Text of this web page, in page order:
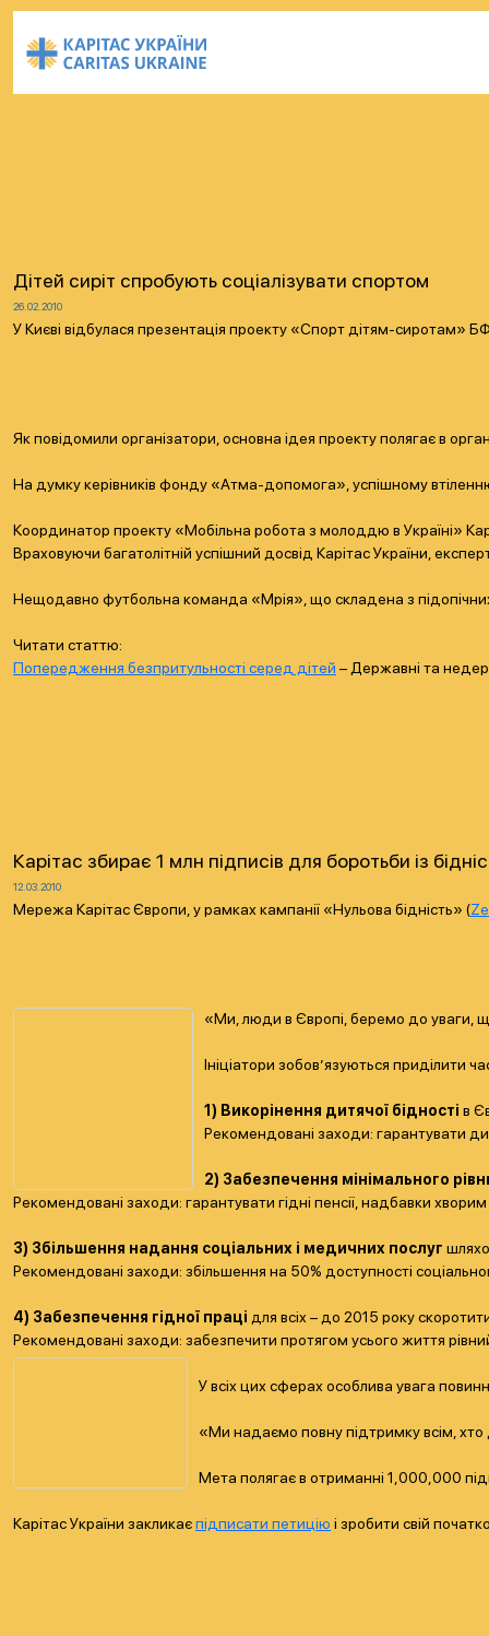
Дітей сиріт спробують соціалізувати спортом
26.02.2010
У Києві відбулася презентація проекту «Спорт дітям-сиротам»
Як повідомили організатори, основна ідея проекту полягає в
На думку керівників фонду «Атма-допомога», успішному
Координатор проекту «Мобільна робота з молоддю в Україні»
Враховуючи багатолітній успішний досвід Карітас України,
Нещодавно футбольна команда «Мрія», що складена з
Читати статтю:
Попередження безпритульності серед дітей – Державні та
Карітас збирає 1 млн підписів для боротьби із
12.03.2010
Мережа Карітас Європи, у рамках кампанії «Нульова бідність» (
«Ми, люди в Європі, беремо до уваги, що
Ініціатори зобов’язуються приділити
1) Викорінення дитячої бідності в
Рекомендовані заходи: гарантувати
2) Забезпечення мінімального
Рекомендовані заходи: гарантувати гідні пенсії, надбавки
3) Збільшення надання соціальних і медичних послуг
Рекомендовані заходи: збільшення на 50% доступності
4) Забезпечення гідної праці для всіх – до 2015 року
Рекомендовані заходи: забезпечити протягом усього життя
У всіх цих сферах особлива увага
«Ми надаємо повну підтримку всім, хто
Мета полягає в отриманні 1,000,000
Карітас України закликаєпідписати петицію і зробити свій